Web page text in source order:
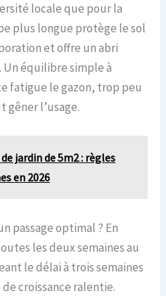
locale que pour la
plus longue protège le sol
et offre un abri
équilibre simple à
fatigue le gazon, trop peu
l’usage.
jardin de 5m2 : règles
en 2026
passage optimal ? En
les deux semaines au
le délai à trois semaines
croissance ralentie.